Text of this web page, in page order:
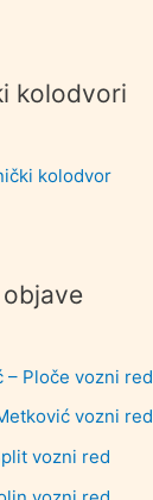
kolodvori
kolodvor
– Ploče vozni red
vozni red
vozni red